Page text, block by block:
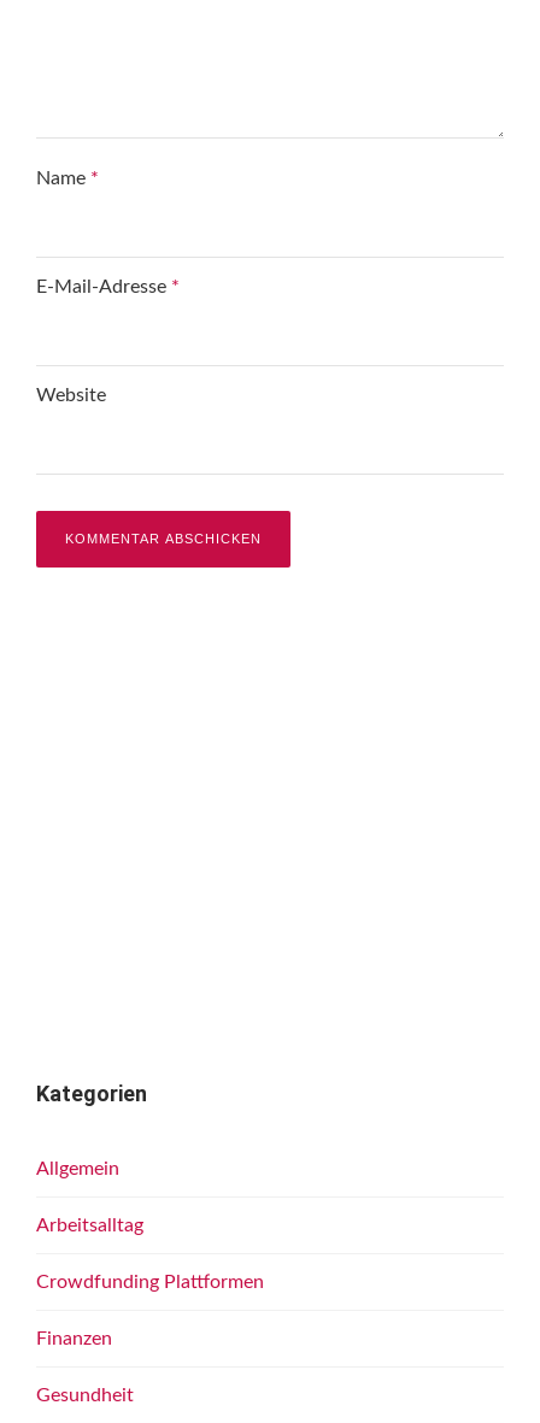
Name *
E-Mail-Adresse *
Website
Kategorien
Allgemein
Arbeitsalltag
Crowdfunding Plattformen
Finanzen
Gesundheit